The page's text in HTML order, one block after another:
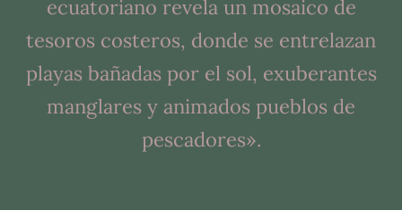
ecuatoriano revela un mosaico de
tesoros costeros, donde se entrelazan
playas bañadas por el sol, exuberantes
manglares y animados pueblos de
pescadores».